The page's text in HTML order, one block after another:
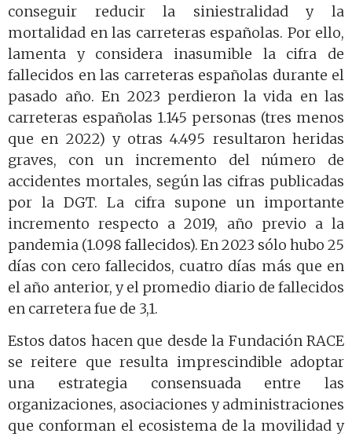
conseguir reducir la siniestralidad y la
mortalidad en las carreteras españolas. Por ello,
lamenta y considera inasumible la cifra de
fallecidos en las carreteras españolas durante el
pasado año. En 2023 perdieron la vida en las
carreteras españolas 1.145 personas (tres menos
que en 2022) y otras 4.495 resultaron heridas
graves, con un incremento del número de
accidentes mortales, según las cifras publicadas
por la DGT. La cifra supone un importante
incremento respecto a 2019, año previo a la
pandemia (1.098 fallecidos).En 2023 sólo hubo 25
días con cero fallecidos, cuatro días más que en
el año anterior, y el promedio diario de fallecidos
en carretera fue de 3,1.
Estos datos hacen que desde la Fundación RACE
se reitere que resulta imprescindible adoptar
una estrategia consensuada entre las
organizaciones, asociaciones y administraciones
que conforman el ecosistema de la movilidad y